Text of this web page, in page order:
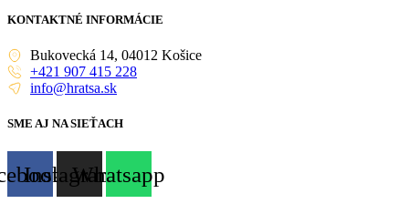
KONTAKTNÉ INFORMÁCIE
Bukovecká 14, 04012 Košice
+421 907 415 228
info@hratsa.sk
SME AJ NA SIEŤACH
InstagramWhatsapp